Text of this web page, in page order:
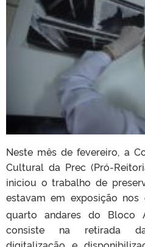
Neste mês de fevereiro, a
Cultural da Prec (Pró-
iniciou o trabalho de
estavam em exposição
quarto andares do Bloco
consiste na retirada